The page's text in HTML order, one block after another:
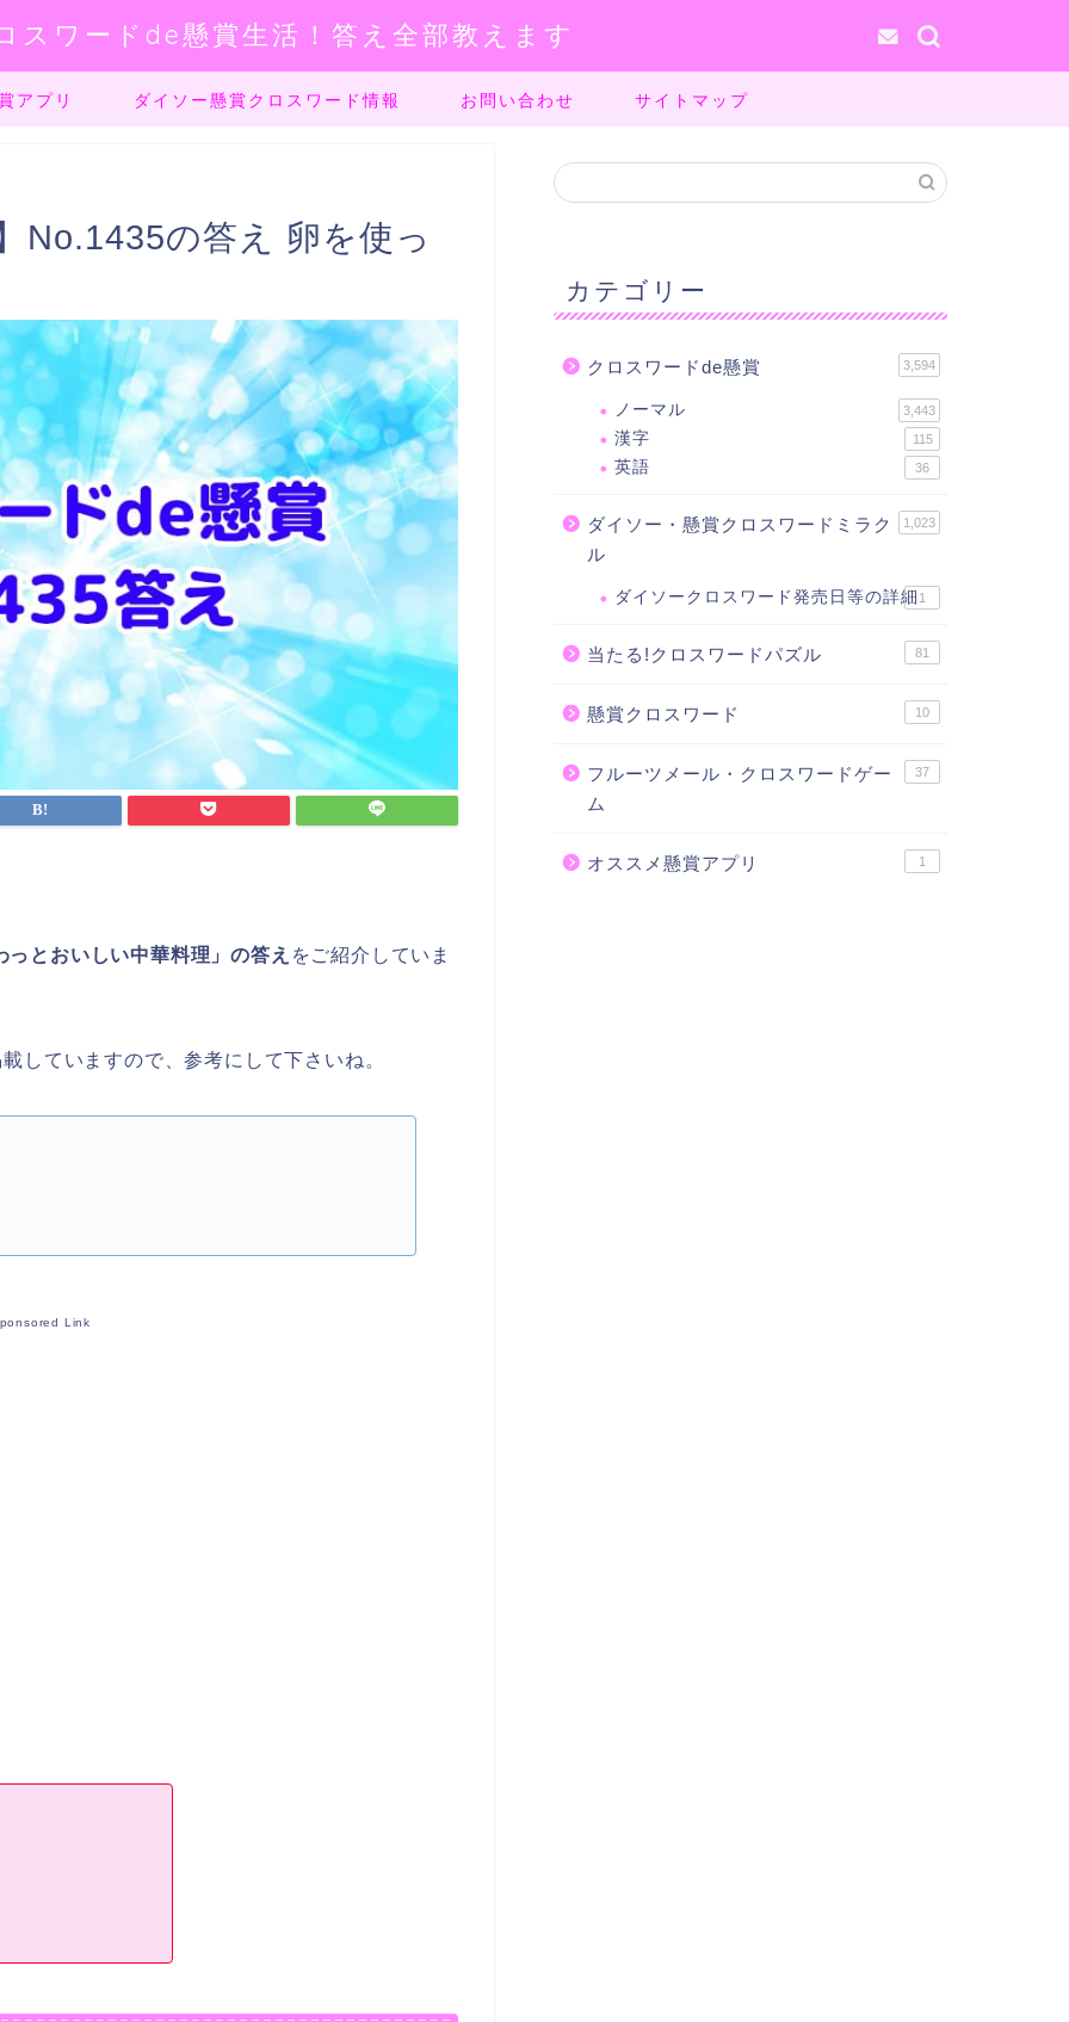
スワードde懸賞生活！答え全部教えます
アプリ ダイソー懸賞クロスワード情報 お問い合わせ サイトマップ
No.1435の答え 卵を使っ
とおいしい中華料理」の答え をご紹介していま
していますので、参考にして下さいね。
Link
カテゴリー
クロスワードde懸賞 3,594
ノーマル 3,443
漢字 115
英語 36
ダイソー・懸賞クロスワードミラク
ル
1,023
ダイソークロスワード発売日等の詳細 1
当たる!クロスワードパズル 81
懸賞クロスワード 10
フルーツメール・クロスワードゲー
ム
37
オススメ懸賞アプリ 1